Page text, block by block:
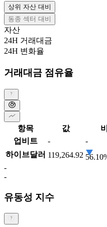
상위 자산 대비
동종 섹터 대비
자산
24H 거래대금
24H 변화율
거래대금 점유율
항목 값
업비트
-
-
하이브달러 119,264.92
-
-
유동성 지수